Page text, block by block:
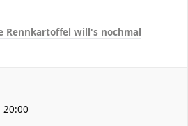
Rennkartoffel will's nochmal
20:00